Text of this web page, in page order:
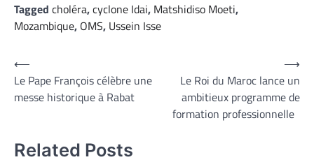
Tagged choléra,cyclone Idai, Matshidiso Moeti,
Mozambique, OMS, Ussein Isse
Navigation
de
l’article
⟵
Le Pape François célèbre une
messe historique à Rabat
Le Roi du Maroc lance un
ambitieux programme de
formation professionnelle
⟶
Related Posts